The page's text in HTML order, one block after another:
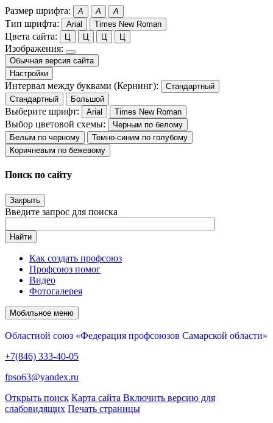
Размер шрифта: A A A
Тип шрифта: Arial Times New Roman
Цвета сайта: Ц Ц Ц Ц
Изображения:
Обычная версия сайта
Настройки
Интервал между буквами (Кернинг):
Стандартный
Стандартный
Большой
Выберите шрифт: Arial Times New Roman
Выбор цветовой схемы:
Черным по белому
Белым по черному
Темно-синим по голубому
Коричневым по бежевому
Поиск по сайту
Закрыть
Введите запрос для поиска
Найти
Как создать профсоюз
Профсоюз помог
Видео
Фотогалерея
Мобильное меню
Областной союз «Федерация профсоюзов Самарской области»
+7(846) 333-40-05
fpso63@yandex.ru
Открыть поиск Карта сайта Включить версию для
слабовидящих Печать страницы